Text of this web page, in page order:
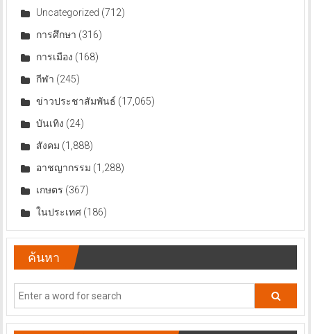
Uncategorized (712)
การศึกษา (316)
การเมือง (168)
กีฬา (245)
ข่าวประชาสัมพันธ์ (17,065)
บันเทิง (24)
สังคม (1,888)
อาชญากรรม (1,288)
เกษตร (367)
ในประเทศ(186)
ค้นหา